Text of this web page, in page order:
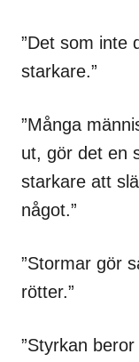
”Det som inte
starkare.”
”Många
ut, gör det en
starkare att
något.”
”Stormar gör
rötter.”
”Styrkan